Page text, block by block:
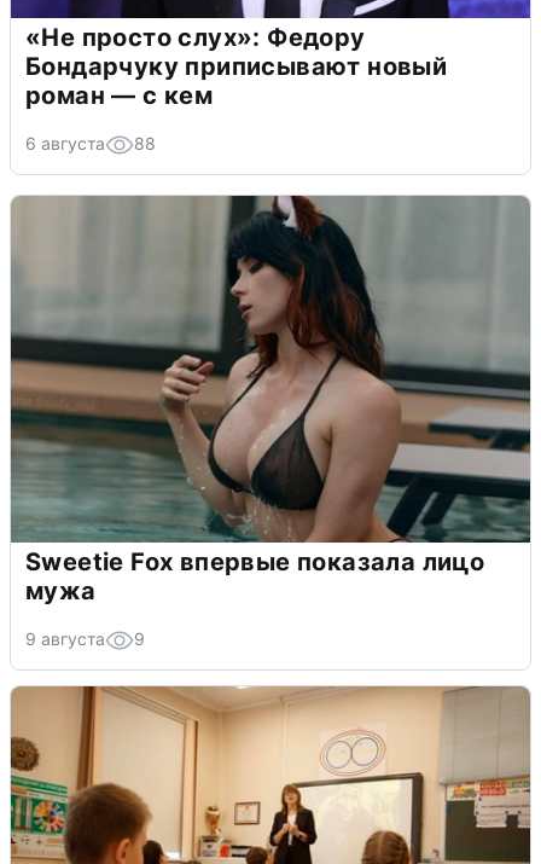
«Не просто слух»: Федору
Бондарчуку приписывают новый
роман — с кем
6 августа 88
Sweetie Fox впервые показала лицо
мужа
9 августа 9